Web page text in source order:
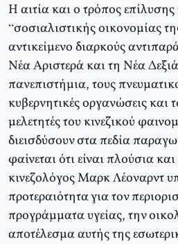
Η αιτία και ο τρόπος
“σοσιαλιστικής οικονομίας
αντικείμενο διαρκούς
Νέα Αριστερά και τη Νέα
πανεπιστήμια, τους
κυβερνητικές οργανώσεις και
μελετητές του κινεζικού
διεισδύσουν στα πεδία
φαίνεται ότι είναι πλούσια
κινεζολόγος Μαρκ Λέοναρντ
προτεραιότητα για τον
προγράμματα υγείας, την
αποτέλεσμα αυτής της